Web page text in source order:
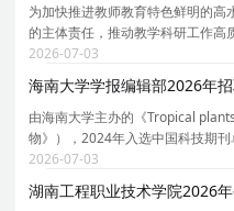
为加快推进教师教育特色鲜明的
的主体责任，推动教学科研工作
部分二级学院院长及学科带头人。
员实施办法》（琼人社发〔2025
2026-07-03
海南大学学报编辑部2026年
由海南大学主办的《Tropical
物》），2024年入选中国科技期
2025年11月先后被科睿唯安ESCI
收录。TP是国内首个聚焦热带植物
2026-07-03
湖南工程职业技术学院2026